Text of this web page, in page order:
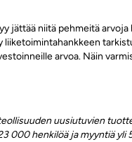
jättää niitä pehmeitä
arvoa. Näin
uusiutuvien
000 henkilöä ja myyntiä yli